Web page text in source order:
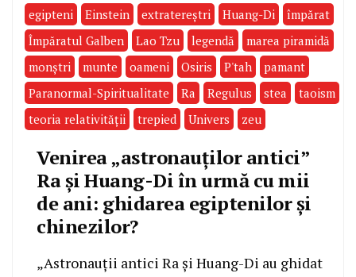
egipteni
Einstein extratereştri Huang-Di
împărat
Împăratul Galben
Lao Tzu legendă
marea piramidă
monştri
munte oameni Osiris P'tah
pamant
Paranormal-Spiritualitate
Ra Regulus stea
taoism
teoria relativităţii
trepied Univers zeu
Venirea „astronauților antici”
Ra și Huang-Di în urmă cu mii
de ani: ghidarea egiptenilor și
chinezilor?
„Astronauții antici Ra și Huang-Di au ghidat